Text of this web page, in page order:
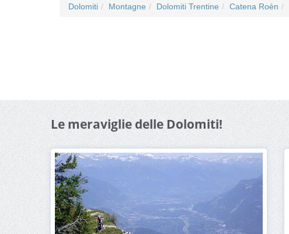
Dolomiti Montagne Dolomiti Trentine Catena Roèn
Le meraviglie delle Dolomiti!